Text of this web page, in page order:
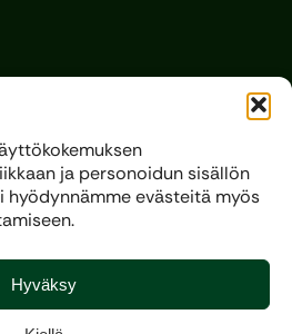
ja personoidun sisällön
hyödynnämme evästeitä myös
Hyväksy